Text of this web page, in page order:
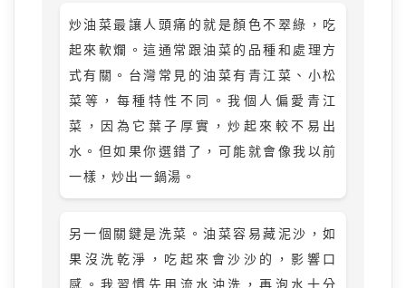
炒油菜最讓人頭痛的就是顏色不翠綠，吃
起來軟爛。這通常跟油菜的品種和處理方
式有關。台灣常見的油菜有青江菜、小松
菜等，每種特性不同。我個人偏愛青江
菜，因為它葉子厚實，炒起來較不易出
水。但如果你選錯了，可能就會像我以前
一樣，炒出一鍋湯。
另一個關鍵是洗菜。油菜容易藏泥沙，如
果沒洗乾淨，吃起來會沙沙的，影響口
感。我習慣先用流水沖洗，再泡水十分